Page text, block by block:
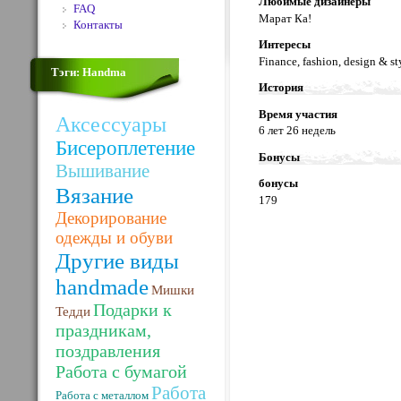
FAQ
Контакты
Тэги: Handma
Аксессуары
Бисероплетение
Вышивание
Вязание
Декорирование
одежды и обуви
Другие виды
handmadeМишки
ТеддиПодарки к
праздникам,
поздравления
Работа с бумагой
Работа с металлом Работа
Марат Ка!
Интересы
Finance, fashion, design &
История
Время участия
6 лет 26 недель
Бонусы
бонусы
179